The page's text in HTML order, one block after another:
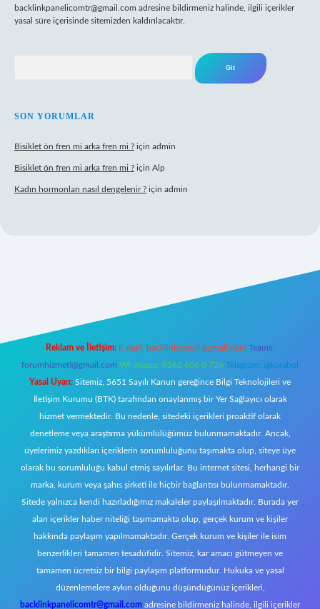
backlinkpanelicomtr@gmail.com adresine bildirmeniz halinde, ilgili içerikler
yasal süre içerisinde sitemizden kaldırılacaktır.
SON YORUMLAR
Bisiklet ön fren mi arka fren mi ? için admin
Bisiklet ön fren mi arka fren mi ? için Alp
Kadın hormonları nasıl dengelenir ? için admin
Reklam ve İletişim: E-mail: backlinkpaneli@gmail.com Teams:
forumhizmeti@gmail.com Whatsapp: 0262 606 0 726 Telegram: @karabul
Yasal Uyarı: Sitemiz, 5651 Sayılı Kanun gereğince Bilgi Teknolojileri ve
İletişim Kurumu (BTK) tarafından onaylanmış bir Yer Sağlayıcı olarak
hizmet vermektedir. Bu nedenle, sitedeki içerikleri proaktif olarak
denetleme veya araştırma yükümlülüğümüz bulunmamaktadır. Ancak,
üyelerimiz yazdıkları içeriklerin sorumluluğunu taşımakta olup, siteye üye
olarak bu sorumluluğu kabul etmiş sayılırlar. Bu internet sitesi, herhangi bir
marka, kurum veya şahıs şirketi ile hiçbir bağlantısı bulunmamaktadır.
Sitede yalnızca kendi hazırladığımız makaleler paylaşılmaktadır. Burada yer
alan içerikler haber niteliği taşımamakta olup, gerçek kurum ve kişiler
hakkında paylaşım yapılmamaktadır. Gerçek kurum ve kişiler ile isim
benzerlikleri tamamen tesadüfidir. Sitemiz, kar amacı gütmeyen ve
tamamen ücretsiz bir bilgi paylaşım platformudur. Hukuka ve yasal
düzenlemelere aykırı olduğunu düşündüğünüz içerikleri,
backlinkpanelicomtr@gmail.com adresine bildirmeniz halinde, ilgili içerikler